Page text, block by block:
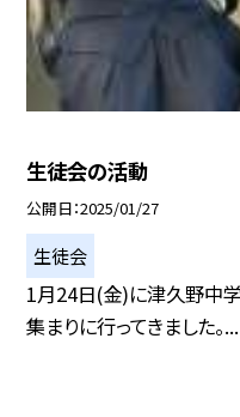
生徒会の活動
公開日 2025/01/27
生徒会
1月24日(金)に津久野中
集まりに行ってきました。...